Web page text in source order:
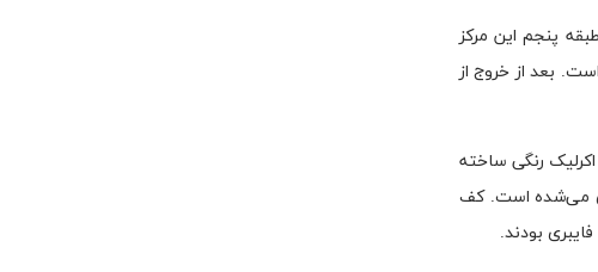
پنجم این مرکز
بعد از خروج از
رنگی ساخته
می‌شده است. کف
بودند.